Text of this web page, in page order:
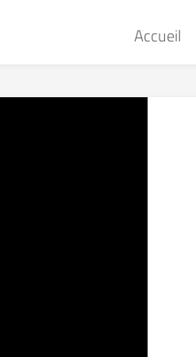
Accueil